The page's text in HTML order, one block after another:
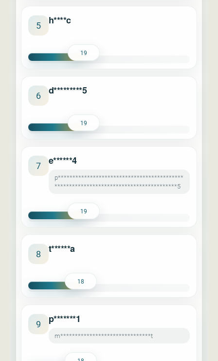
5 h****c
19
6 d*********5
19
7 e******4
p*******************************************
******************************************5
19
8 t******a
18
9 p*******1
m*******************************t